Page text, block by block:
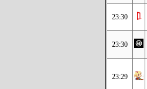
23:30
23:30
23:29